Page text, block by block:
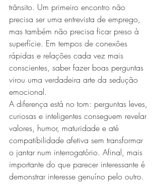
trânsito. Um primeiro encontro não
precisa ser uma entrevista de emprego,
mas também não precisa ficar preso à
superfície. Em tempos de conexões
rápidas e relações cada vez mais
conscientes, saber fazer boas perguntas
virou uma verdadeira arte da sedução
emocional.
A diferença está no tom: perguntas leves,
curiosas e inteligentes conseguem revelar
valores, humor, maturidade e até
compatibilidade afetiva sem transformar
o jantar num interrogatório. Afinal, mais
importante do que parecer interessante é
demonstrar interesse genuíno pelo outro.